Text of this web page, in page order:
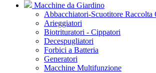
Macchine da Giardino
Abbacchiatori-Scuotitore Raccolta
Arieggiatori
Biotrituratori - Cippatori
Decespugliatori
Forbici a Batteria
Generatori
Macchine Multifunzione